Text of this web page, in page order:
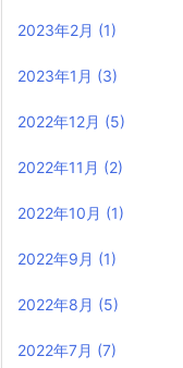
2023年2月 (1)
2023年1月 (3)
2022年12月 (5)
2022年11月 (2)
2022年10月 (1)
2022年9月 (1)
2022年8月 (5)
2022年7月 (7)